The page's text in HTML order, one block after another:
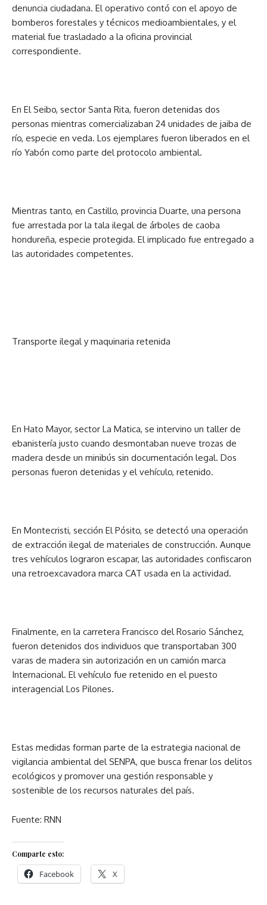
denuncia ciudadana. El operativo contó con el apoyo de
bomberos forestales y técnicos medioambientales, y el
material fue trasladado a la oficina provincial
correspondiente.
En El Seibo, sector Santa Rita, fueron detenidas dos
personas mientras comercializaban 24 unidades de jaiba de
río, especie en veda. Los ejemplares fueron liberados en el
río Yabón como parte del protocolo ambiental.
Mientras tanto, en Castillo, provincia Duarte, una persona
fue arrestada por la tala ilegal de árboles de caoba
hondureña, especie protegida. El implicado fue entregado a
las autoridades competentes.
Transporte ilegal y maquinaria retenida
En Hato Mayor, sector La Matica, se intervino un taller de
ebanistería justo cuando desmontaban nueve trozas de
madera desde un minibús sin documentación legal. Dos
personas fueron detenidas y el vehículo, retenido.
En Montecristi, sección El Pósito, se detectó una operación
de extracción ilegal de materiales de construcción. Aunque
tres vehículos lograron escapar, las autoridades confiscaron
una retroexcavadora marca CAT usada en la actividad.
Finalmente, en la carretera Francisco del Rosario Sánchez,
fueron detenidos dos individuos que transportaban 300
varas de madera sin autorización en un camión marca
Internacional. El vehículo fue retenido en el puesto
interagencial Los Pilones.
Estas medidas forman parte de la estrategia nacional de
vigilancia ambiental del SENPA, que busca frenar los delitos
ecológicos y promover una gestión responsable y
sostenible de los recursos naturales del país.
Fuente: RNN
Comparte esto:
Facebook X